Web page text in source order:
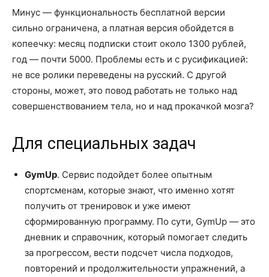
Минус — функциональность бесплатной версии
сильно ограничена, а платная версия обойдется в
копеечку: месяц подписки стоит около 1300 рублей,
год — почти 5000. Проблемы есть и с русификацией:
не все ролики переведены на русский. С другой
стороны, может, это повод работать не только над
совершенствованием тела, но и над прокачкой мозга?
Для специальных задач
GymUp. Сервис подойдет более опытным
спортсменам, которые знают, что именно хотят
получить от тренировок и уже имеют
сформированную программу. По сути, GymUp — это
дневник и справочник, который помогает следить
за прогрессом, вести подсчет числа подходов,
повторений и продолжительности упражнений, а